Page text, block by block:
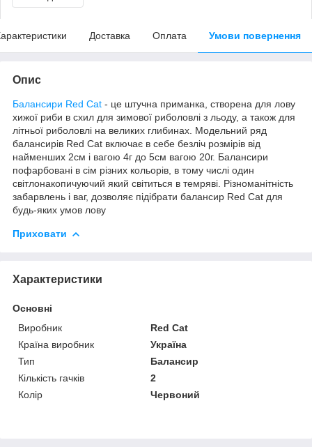
Доставка Оплата Умови повернення
Опис
Балансири Red Cat - це штучна приманка, створена для лову
хижої риби в схил для зимової риболовлі з льоду, а також для
літньої риболовлі на великих глибинах. Модельний ряд
балансирів Red Cat включає в себе безліч розмірів від
найменших 2см і вагою 4г до 5см вагою 20г. Балансири
пофарбовані в сім різних кольорів, в тому числі один
світлонакопичуючий який світиться в темряві. Різноманітність
забарвлень і ваг, дозволяє підібрати балансир Red Cat для
будь-яких умов лову
Приховати
Характеристики
Основні
Виробник
Red Cat
Країна виробник
Україна
Тип
Балансир
Кількість гачків
2
Колір
Червоний